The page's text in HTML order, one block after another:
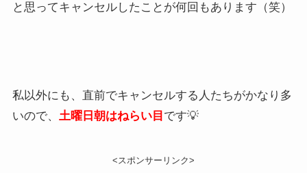
と思ってキャンセルしたことが何回もあります（笑）
私以外にも、直前でキャンセルする人たちがかなり多
いので、 土曜日朝はねらい目 です💡
<スポンサーリンク>